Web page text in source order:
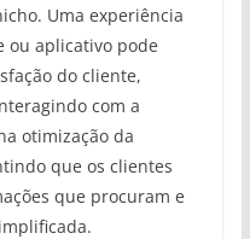
Uma experiência
ou aplicativo pode
do cliente,
com a
otimização da
que os clientes
que procuram e